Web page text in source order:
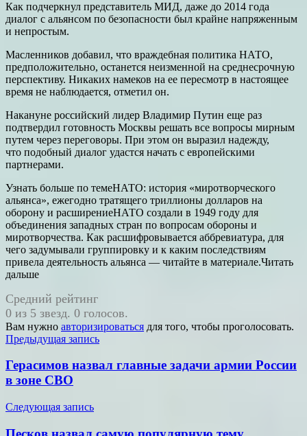
Как подчеркнул представитель МИД, даже до 2014 года
диалог с альянсом по безопасности был крайне напряженным
и непростым.
Масленников добавил, что враждебная политика НАТО,
предположительно, останется неизменной на среднесрочную
перспективу. Никаких намеков на ее пересмотр в настоящее
время не наблюдается, отметил он.
Накануне российский лидер Владимир Путин еще раз
подтвердил готовность Москвы решать все вопросы мирным
путем через переговоры. При этом он выразил надежду,
что подобный диалог удастся начать с европейскими
партнерами.
Узнать больше по темеНАТО: история «миротворческого
альянса», ежегодно тратящего триллионы долларов на
оборону и расширениеНАТО создали в 1949 году для
объединения западных стран по вопросам обороны и
миротворчества. Как расшифровывается аббревиатура, для
чего задумывали группировку и к каким последствиям
привела деятельность альянса — читайте в материале.Читать
дальше
Средний рейтинг
0 из 5 звезд. 0 голосов.
Вам нужно авторизироваться для того, чтобы проголосовать.
Навигация
по
записям
Предыдущая запись
Герасимов назвал главные задачи армии России
в зоне СВО
Следующая запись